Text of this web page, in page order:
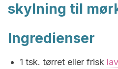
skylning til
Ingredienser
1 tsk. tørret eller frisk